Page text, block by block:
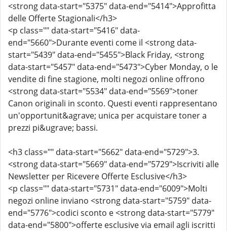
<strong data-start="5375" data-end="5414">Approfitta
delle Offerte Stagionali</h3>
<p class="" data-start="5416" data-
end="5660">Durante eventi come il <strong data-
start="5439" data-end="5455">Black Friday, <strong
data-start="5457" data-end="5473">Cyber Monday, o le
vendite di fine stagione, molti negozi online offrono
<strong data-start="5534" data-end="5569">toner
Canon originali in sconto. Questi eventi rappresentano
un'opportunit&agrave; unica per acquistare toner a
prezzi pi&ugrave; bassi.
<h3 class="" data-start="5662" data-end="5729">3.
<strong data-start="5669" data-end="5729">Iscriviti alle
Newsletter per Ricevere Offerte Esclusive</h3>
<p class="" data-start="5731" data-end="6009">Molti
negozi online inviano <strong data-start="5759" data-
end="5776">codici sconto e <strong data-start="5779"
data-end="5800">offerte esclusive via email agli iscritti